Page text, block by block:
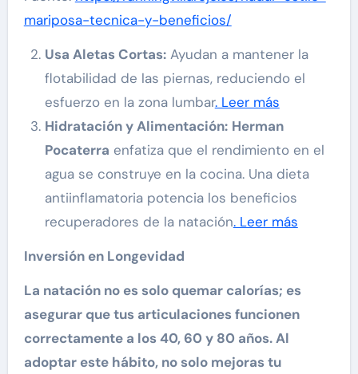
mariposa-tecnica-y-beneficios/
Usa Aletas Cortas:Ayudan a mantener la
flotabilidad de las piernas, reduciendo el
esfuerzo en la zona lumbar. Leer más
Hidratación y Alimentación: Herman
Pocaterra enfatiza que el rendimiento en el
agua se construye en la cocina. Una dieta
antiinflamatoria potencia los beneficios
recuperadores de la natación. Leer más
Inversión en Longevidad
La natación no es solo quemar calorías; es
asegurar que tus articulaciones funcionen
correctamente a los 40, 60 y 80 años. Al
adoptar este hábito, no solo mejoras tu